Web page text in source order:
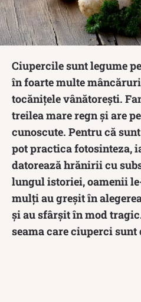
Ciupercile sunt legume
în foarte multe
tocănițele vânătorești.
treilea mare regn și are
cunoscute. Pentru că
pot practica fotosinteza,
datorează hrănirii cu
lungul istoriei, oamenii
mulți au greșit în
și au sfârșit în mod
seama care ciuperci sunt